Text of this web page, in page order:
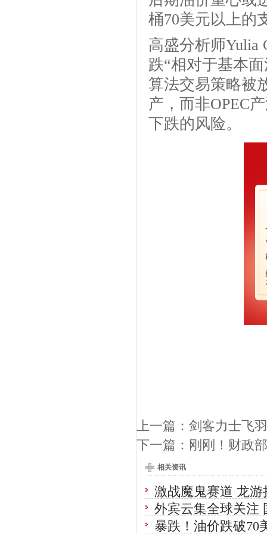
桶70美元以上的
高盛分析师Yulia
跌“相对于基本
算法交易策略被
产，而非OPEC
下跌的风险。
上一篇： 剑客力士飞
下一篇： 刚刚！财政
相关资讯
激战魔鬼赛道 龙
外宾云集全球关注
暴跌！油价跌破70